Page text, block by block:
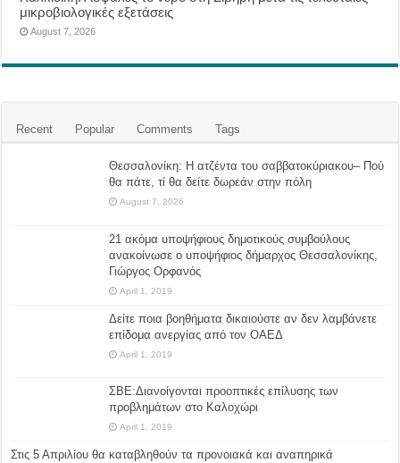
μικροβιολογικές εξετάσεις
August 7, 2026
Recent Popular Comments Tags
Θεσσαλονίκη: Η ατζέντα του σαββατοκύριακου– Πού
θα πάτε, τί θα δείτε δωρεάν στην πόλη
August 7, 2026
21 ακόμα υποψήφιους δημοτικούς συμβούλους
ανακοίνωσε ο υποψήφιος δήμαρχος Θεσσαλονίκης,
Γιώργος Ορφανός
April 1, 2019
Δείτε ποια βοηθήματα δικαιούστε αν δεν λαμβάνετε
επίδομα ανεργίας από τον ΟΑΕΔ
April 1, 2019
ΣΒΕ:Διανοίγονται προοπτικές επίλυσης των
προβλημάτων στο Καλοχώρι
April 1, 2019
Στις 5 Απριλίου θα καταβληθούν τα προνοιακά και αναπηρικά